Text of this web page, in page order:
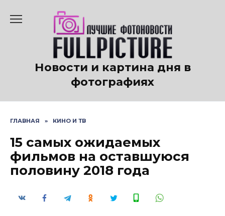
содержанию
Новости и картина дня в
фотографиях
ГЛАВНАЯ » КИНО И ТВ
15 самых ожидаемых
фильмов на оставшуюся
половину 2018 года